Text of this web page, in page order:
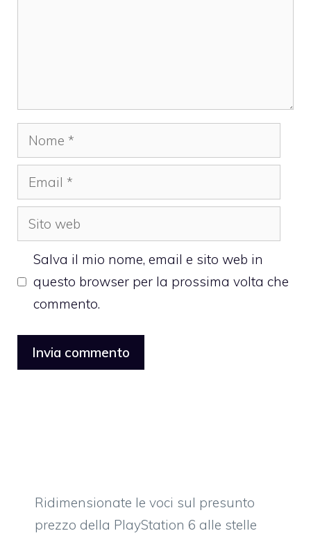
Nome
Email
Sito
web
Salva il mio nome, email e sito web in
questo browser per la prossima volta che
commento.
Ridimensionate le voci sul presunto
prezzo della PlayStation 6 alle stelle